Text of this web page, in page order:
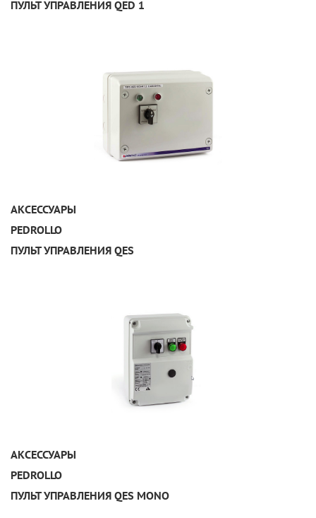
ПУЛЬТ УПРАВЛЕНИЯ QED 1
АКСЕССУАРЫ
PEDROLLO
ПУЛЬТ УПРАВЛЕНИЯ QES
АКСЕССУАРЫ
PEDROLLO
ПУЛЬТ УПРАВЛЕНИЯ QES MONO